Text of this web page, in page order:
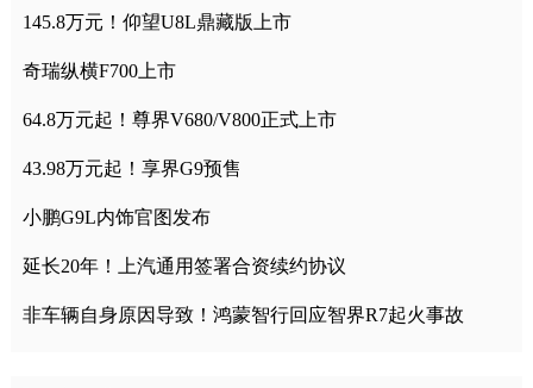
145.8万元！仰望U8L鼎藏版上市
奇瑞纵横F700上市
64.8万元起！尊界V680/V800正式上市
43.98万元起！享界G9预售
小鹏G9L内饰官图发布
延长20年！上汽通用签署合资续约协议
非车辆自身原因导致！鸿蒙智行回应智界R7起火事故